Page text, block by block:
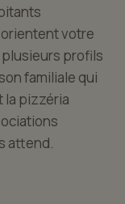
votre
profils
familiale qui
la pizzéria
attend.